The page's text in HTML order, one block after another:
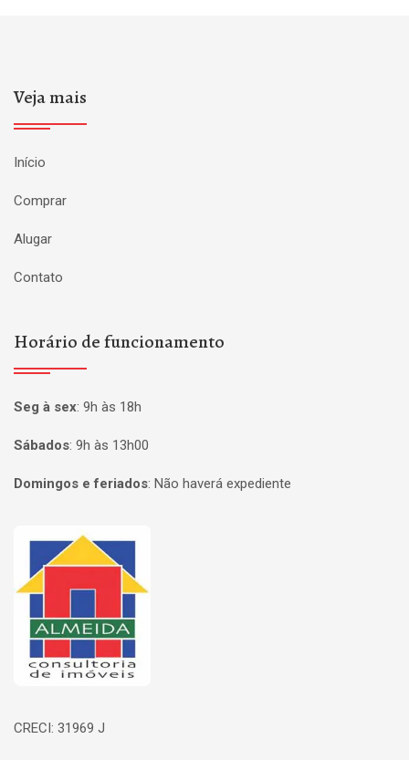
Veja mais
Início
Comprar
Alugar
Contato
Horário de funcionamento
Seg à sex: 9h às 18h
Sábados: 9h às 13h00
Domingos e feriados: Não haverá expediente
Página inicial
CRECI: 31969 J